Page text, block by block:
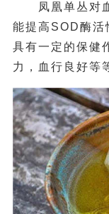
凤凰单丛对血
能提高SOD酶活
具有一定的保健
力，血行良好等